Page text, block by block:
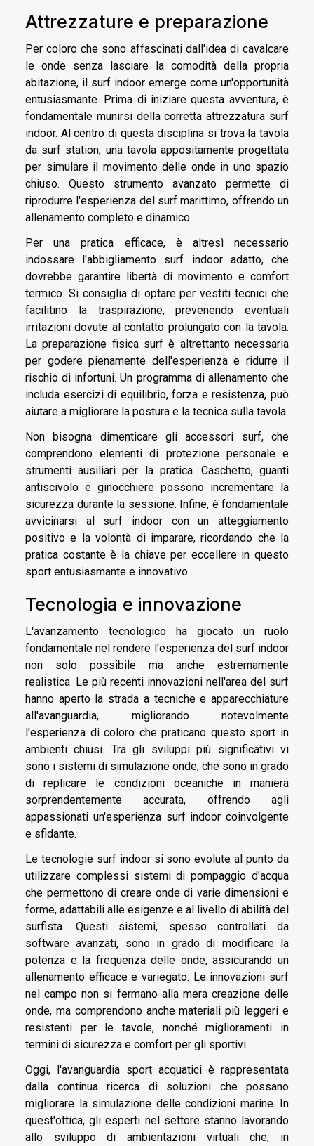
Attrezzature e preparazione
Per coloro che sono affascinati dall'idea di cavalcare
le onde senza lasciare la comodità della propria
abitazione, il surf indoor emerge come un'opportunità
entusiasmante. Prima di iniziare questa avventura, è
fondamentale munirsi della corretta attrezzatura surf
indoor. Al centro di questa disciplina si trova la tavola
da surf station, una tavola appositamente progettata
per simulare il movimento delle onde in uno spazio
chiuso. Questo strumento avanzato permette di
riprodurre l'esperienza del surf marittimo, offrendo un
allenamento completo e dinamico.
Per una pratica efficace, è altresì necessario
indossare l'abbigliamento surf indoor adatto, che
dovrebbe garantire libertà di movimento e comfort
termico. Si consiglia di optare per vestiti tecnici che
facilitino la traspirazione, prevenendo eventuali
irritazioni dovute al contatto prolungato con la tavola.
La preparazione fisica surf è altrettanto necessaria
per godere pienamente dell'esperienza e ridurre il
rischio di infortuni. Un programma di allenamento che
includa esercizi di equilibrio, forza e resistenza, può
aiutare a migliorare la postura e la tecnica sulla tavola.
Non bisogna dimenticare gli accessori surf, che
comprendono elementi di protezione personale e
strumenti ausiliari per la pratica. Caschetto, guanti
antiscivolo e ginocchiere possono incrementare la
sicurezza durante la sessione. Infine, è fondamentale
avvicinarsi al surf indoor con un atteggiamento
positivo e la volontà di imparare, ricordando che la
pratica costante è la chiave per eccellere in questo
sport entusiasmante e innovativo.
Tecnologia e innovazione
L'avanzamento tecnologico ha giocato un ruolo
fondamentale nel rendere l'esperienza del surf indoor
non solo possibile ma anche estremamente
realistica. Le più recenti innovazioni nell'area del surf
hanno aperto la strada a tecniche e apparecchiature
all'avanguardia, migliorando notevolmente
l'esperienza di coloro che praticano questo sport in
ambienti chiusi. Tra gli sviluppi più significativi vi
sono i sistemi di simulazione onde, che sono in grado
di replicare le condizioni oceaniche in maniera
sorprendentemente accurata, offrendo agli
appassionati un'esperienza surf indoor coinvolgente
e sfidante.
Le tecnologie surf indoor si sono evolute al punto da
utilizzare complessi sistemi di pompaggio d'acqua
che permettono di creare onde di varie dimensioni e
forme, adattabili alle esigenze e al livello di abilità del
surfista. Questi sistemi, spesso controllati da
software avanzati, sono in grado di modificare la
potenza e la frequenza delle onde, assicurando un
allenamento efficace e variegato. Le innovazioni surf
nel campo non si fermano alla mera creazione delle
onde, ma comprendono anche materiali più leggeri e
resistenti per le tavole, nonché miglioramenti in
termini di sicurezza e comfort per gli sportivi.
Oggi, l'avanguardia sport acquatici è rappresentata
dalla continua ricerca di soluzioni che possano
migliorare la simulazione delle condizioni marine. In
quest'ottica, gli esperti nel settore stanno lavorando
allo sviluppo di ambientazioni virtuali che, in